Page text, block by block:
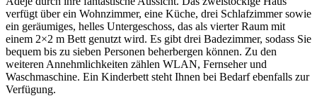
verfügt über ein Wohnzimmer, eine Küche, drei Schlafzimmer sowie
ein geräumiges, helles Untergeschoss, das als vierter Raum mit
einem 2×2 m Bett genutzt wird. Es gibt drei Badezimmer, sodass Sie
bequem bis zu sieben Personen beherbergen können. Zu den
weiteren Annehmlichkeiten zählen WLAN, Fernseher und
Waschmaschine. Ein Kinderbett steht Ihnen bei Bedarf ebenfalls zur
Verfügung.